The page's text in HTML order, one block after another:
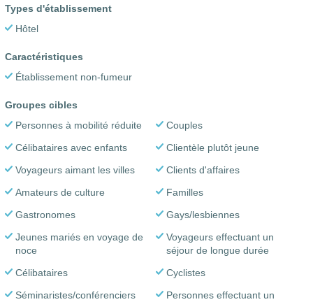
Types d'établissement
Hôtel
Caractéristiques
Établissement non-fumeur
Groupes cibles
Personnes à mobilité réduite
Couples
Célibataires avec enfants
Clientèle plutôt jeune
Voyageurs aimant les villes
Clients d'affaires
Amateurs de culture
Familles
Gastronomes
Gays/lesbiennes
Jeunes mariés en voyage de
noce
Voyageurs effectuant un
séjour de longue durée
Célibataires
Cyclistes
Séminaristes/conférenciers
Personnes effectuant un